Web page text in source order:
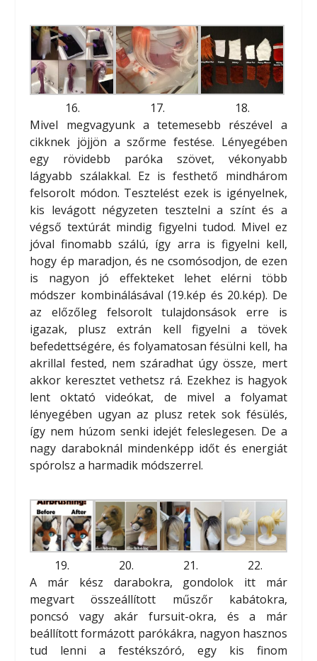
16. 17.
18.
Mivel megvagyunk a tetemesebb részével a
cikknek jöjjön a szőrme festése. Lényegében
egy rövidebb paróka szövet, vékonyabb
lágyabb szálakkal. Ez is festhető mindhárom
felsorolt módon. Tesztelést ezek is igényelnek,
kis levágott négyzeten tesztelni a színt és a
végső textúrát mindig figyelni tudod. Mivel ez
jóval finomabb szálú, így arra is figyelni kell,
hogy ép maradjon, és ne csomósodjon, de ezen
is nagyon jó effekteket lehet elérni több
módszer kombinálásával (19.kép és 20.kép). De
az előzőleg felsorolt tulajdonsások erre is
igazak, plusz extrán kell figyelni a tövek
befedettségére, és folyamatosan fésülni kell, ha
akrillal fested, nem száradhat úgy össze, mert
akkor keresztet vethetsz rá. Ezekhez is hagyok
lent oktató videókat, de mivel a folyamat
lényegében ugyan az plusz retek sok fésülés,
így nem húzom senki idejét feleslegesen. De a
nagy daraboknál mindenképp időt és energiát
spórolsz a harmadik módszerrel.
19. 20. 21.
22.
A már kész darabokra, gondolok itt már
megvart összeállított műszőr kabátokra,
poncsó vagy akár fursuit-okra, és a már
beállított formázott parókákra, nagyon hasznos
tud lenni a festékszóró, egy kis finom